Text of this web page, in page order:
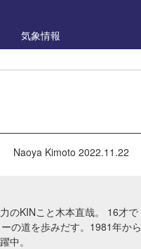
気象情報
Naoya Kimoto 2022.11.22
のKINこと木本直哉。 16才で
の道を歩みだす。1981年から
中。